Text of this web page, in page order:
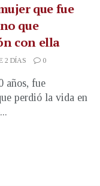
que fue
que
con ella
2 DÍAS 0
años, fue
perdió la vida en